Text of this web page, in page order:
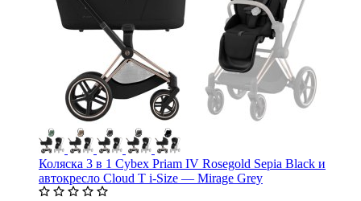
Коляска 3 в 1 Cybex Priam IV Rosegold Sepia Black и
автокресло Cloud T i-Size — Mirage Grey